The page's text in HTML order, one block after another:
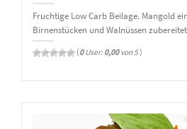
Fruchtige Low Carb Beilage. Mangold
Birnenstücken und Walnüssen
(0User: 0,00von 5)